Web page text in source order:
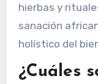
hierbas y
sanación
holístico del
¿Cuáles